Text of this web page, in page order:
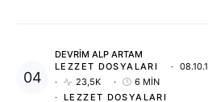
DEVRIM ALP ARTAM
LEZZET DOSYALARI
23,5K
6 MIN
LEZZET DOSYALARI